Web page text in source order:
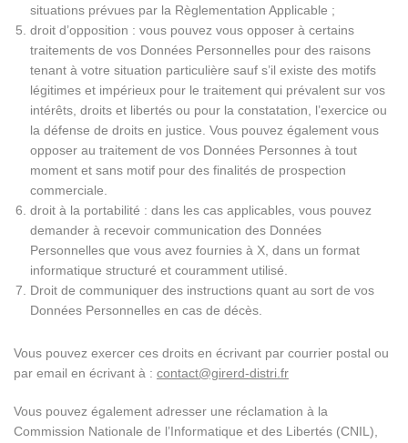
situations prévues par la Règlementation Applicable ;
droit d’opposition : vous pouvez vous opposer à certains
traitements de vos Données Personnelles pour des raisons
tenant à votre situation particulière sauf s’il existe des motifs
légitimes et impérieux pour le traitement qui prévalent sur vos
intérêts, droits et libertés ou pour la constatation, l’exercice ou
la défense de droits en justice. Vous pouvez également vous
opposer au traitement de vos Données Personnes à tout
moment et sans motif pour des finalités de prospection
commerciale.
droit à la portabilité : dans les cas applicables, vous pouvez
demander à recevoir communication des Données
Personnelles que vous avez fournies à X, dans un format
informatique structuré et couramment utilisé.
Droit de communiquer des instructions quant au sort de vos
Données Personnelles en cas de décès.
Vous pouvez exercer ces droits en écrivant par courrier postal ou
par email en écrivant à : contact@girerd-distri.fr
Vous pouvez également adresser une réclamation à la
Commission Nationale de l’Informatique et des Libertés (CNIL),